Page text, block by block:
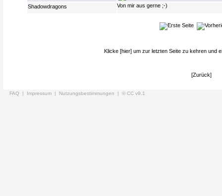
Shadowdragons
Von mir aus gerne ;-)
Klicke [hier] um zur letzten Seite zu kehren und
[Zurück]
FAQ | Impressum | Nutzungsbestimmungen | © CC v9.1